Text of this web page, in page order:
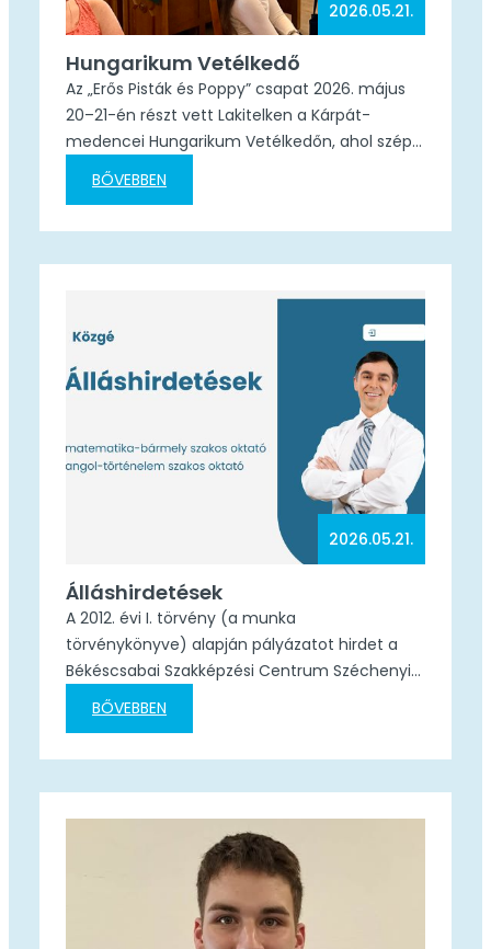
2026.05.21.
Hungarikum Vetélkedő
Az „Erős Pisták és Poppy” csapat 2026. május
20–21-én részt vett Lakitelken a Kárpát-
medencei Hungarikum Vetélkedőn, ahol szép
eredményt értek el. A csapat tagjai: A verseny
során a diákok tesztfeladatokat oldottak meg,
hungarikummá nyilvánításáról. A csapat a
második napon egyedüliként maximális
pontszámot…
BŐVEBBEN
2026.05.21.
Álláshirdetések
A 2012. évi I. törvény (a munka
törvénykönyve) alapján pályázatot hirdet a
Békéscsabai Szakképzési Centrum Széchenyi
István Két Tanítási Nyelvű Közgazdasági
Technikum és Kollégium 1 fő matematika-
oktató Állást hirdető szakképző intézmény
Iskola neve Békéscsabai Szakképzési Centrum
Széchenyi István Két Tanítási Nyelvű
Közgazdasági Technikum és Kollégium Iskola
BŐVEBBEN